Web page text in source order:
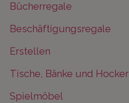
Bücherregale
Beschäftigungsregale
Erstellen
Tische, Bänke und Hocker
Spielmöbel